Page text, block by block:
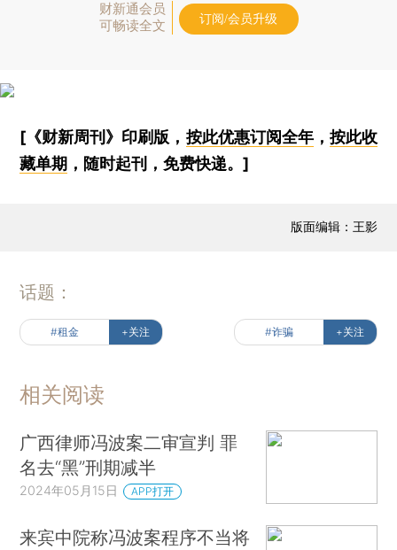
财新通会员
可畅读全文
订阅/会员升级
[《财新周刊》印刷版， 按此优惠订阅全年， 按此收
藏单期 ，随时起刊，免费快递。]
版面编辑：王影
话题：
#租金 +关注 #诈骗 +关注
相关阅读
广西律师冯波案二审宣判 罪
名去“黑”刑期减半
2024年05月15日 APP打开
来宾中院称冯波案程序不当将